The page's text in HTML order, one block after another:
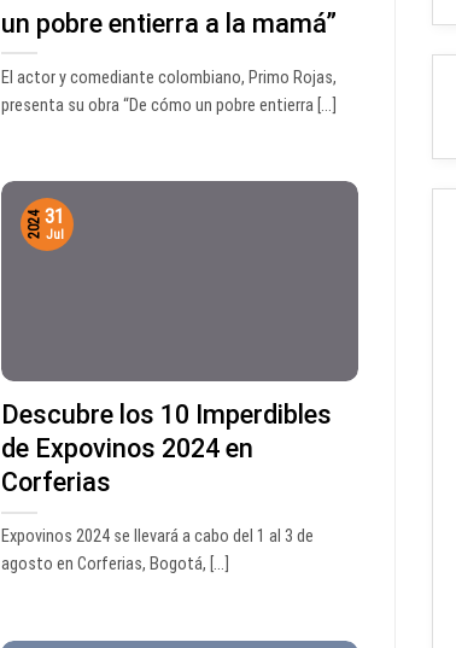
un pobre entierra a la mamá”
El actor y comediante colombiano, Primo Rojas,
presenta su obra “De cómo un pobre entierra [...]
Descubre los 10 Imperdibles
de Expovinos 2024 en
Corferias
Expovinos 2024 se llevará a cabo del 1 al 3 de
agosto en Corferias, Bogotá, [...]
31
Jul
2024